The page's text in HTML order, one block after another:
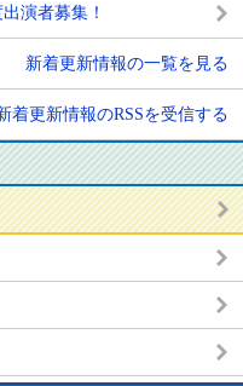
演者募集！
新着更新情報の一覧を見る
着更新情報のRSSを受信する